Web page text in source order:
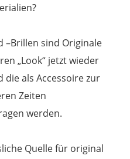
–Brillen sind Originale
„Look“ jetzt wieder
als Accessoire zur
Zeiten
werden.
Quelle für original